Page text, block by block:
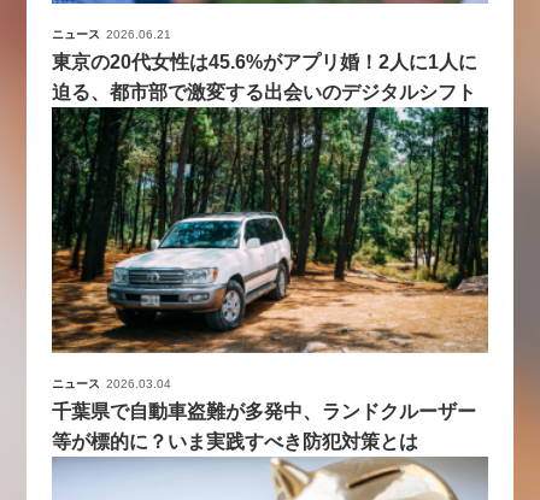
ニュース 2026.06.21
東京の20代女性は45.6%がアプリ婚！2人に1人に
迫る、都市部で激変する出会いのデジタルシフト
ニュース 2026.03.04
千葉県で自動車盗難が多発中、ランドクルーザー
等が標的に？いま実践すべき防犯対策とは